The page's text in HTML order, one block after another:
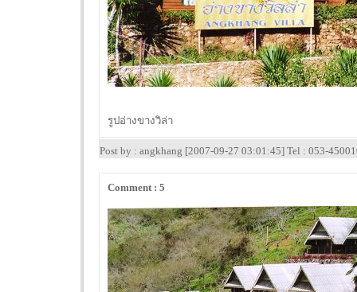
รูปอ่างขางวิล่า
Post by : angkhang [2007-09-27 03:01:45] Tel : 053-
Comment : 5